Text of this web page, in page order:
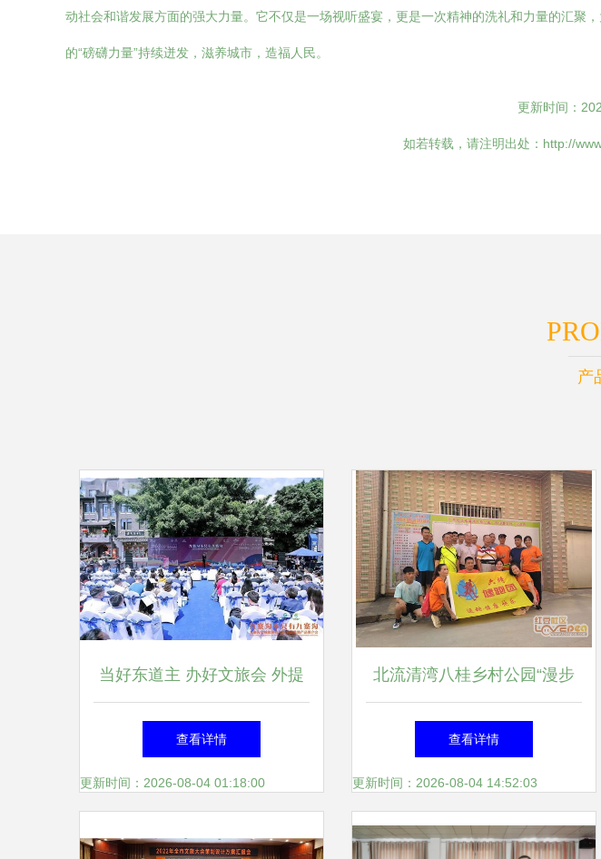
动社会和谐发展方面的强大力量。它不仅是一场视听盛宴，更是一次精神的洗礼和力量的汇
的“磅礴力量”持续迸发，滋养城市，造福人民。
更新时间：
如若转载，请注明出处：http://
产
当好东道主 办好文旅会 外提
颜值招人气 内修气质增魅力
——九寨沟县扎实做好2021全
省文旅大会筹备工作侧记
查看详情
更新时间：2026-08-04 01:18:00
北流清湾八桂乡村公园“漫步
游八桂·健康众人生”游园获大
奖活动策划方案
查看详情
更新时间：2026-08-04 14:52:03